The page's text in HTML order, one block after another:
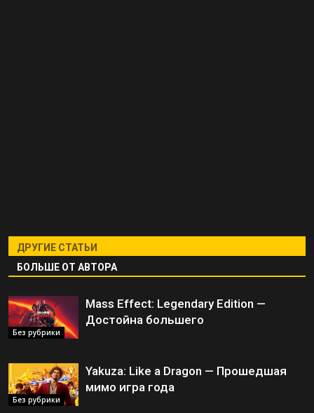
ДРУГИЕ СТАТЬИ
БОЛЬШЕ ОТ АВТОРА
Без рубрики
Mass Effect: Legendary Edition —
Достойна большего
Без рубрики
Yakuza: Like a Dragon — Прошедшая
мимо игра года